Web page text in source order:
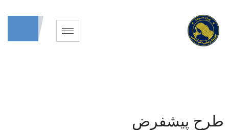
طرح پیشفرض